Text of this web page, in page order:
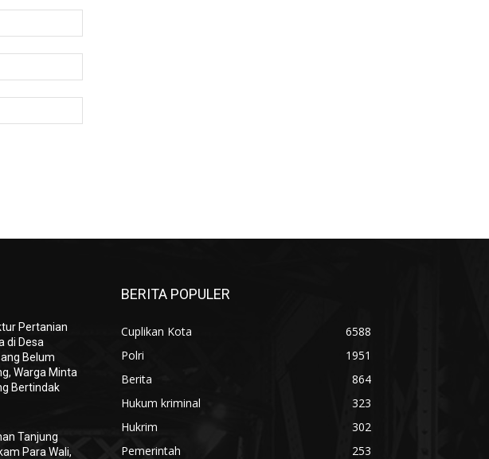
Pertanian
di Desa
Belum
Warga Minta
Bertindak
Tanjung
Para Wali,
BERITA POPULER
Cuplikan Kota
6588
Polri
1951
Berita
864
Hukum kriminal
323
Hukrim
302
Pemerintah
253